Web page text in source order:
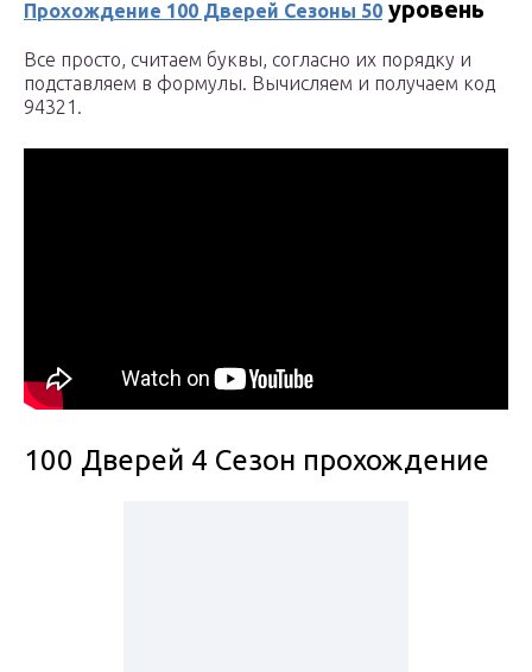
Прохождение 100 Дверей Сезоны 50 уровень
Все просто, считаем буквы, согласно их порядку и
подставляем в формулы. Вычисляем и получаем код
94321.
100 Дверей 4 Сезон прохождение